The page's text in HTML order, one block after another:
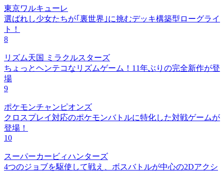
東京ワルキューレ
選ばれし少女たちが｢裏世界｣に挑むデッキ構築型ローグライ
ト！
8
リズム天国 ミラクルスターズ
ちょっとヘンテコなリズムゲーム！11年ぶりの完全新作が登
場
9
ポケモンチャンピオンズ
クロスプレイ対応のポケモンバトルに特化した対戦ゲームが
登場！
10
スーパーカービィハンターズ
4つのジョブを駆使して戦え、ボスバトルが中心の2Dアクシ